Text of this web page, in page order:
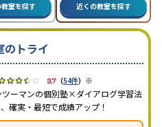
室を探す 近くの教室を探す
のトライ
3.7 （54件） ※
ツーマンの個別塾×ダイアログ学習法
確実・最短で成績アップ！